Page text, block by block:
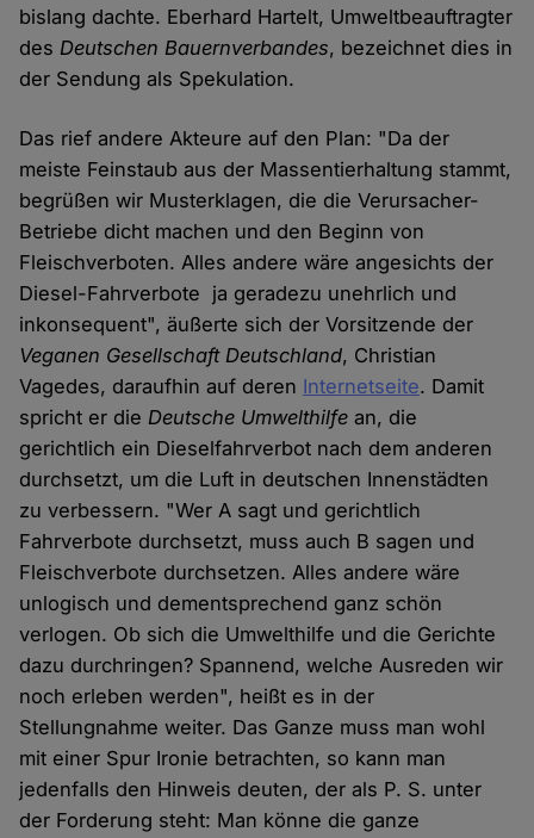
bislang dachte. Eberhard Hartelt, Umweltbeauftragter
desDeutschen Bauernverbandes, bezeichnet dies in
der Sendung als Spekulation.
Das rief andere Akteure auf den Plan: "Da der
meiste Feinstaub aus der Massentierhaltung stammt,
begrüßen wir Musterklagen, die die Verursacher-
Betriebe dicht machen und den Beginn von
Fleischverboten. Alles andere wäre angesichts der
Diesel-Fahrverbote ja geradezu unehrlich und
inkonsequent", äußerte sich der Vorsitzende der
Veganen Gesellschaft Deutschland, Christian
Vagedes, daraufhin auf deren Internetseite. Damit
spricht er dieDeutsche Umwelthilfe an, die
gerichtlich ein Dieselfahrverbot nach dem anderen
durchsetzt, um die Luft in deutschen Innenstädten
zu verbessern. "Wer A sagt und gerichtlich
Fahrverbote durchsetzt, muss auch B sagen und
Fleischverbote durchsetzen. Alles andere wäre
unlogisch und dementsprechend ganz schön
verlogen. Ob sich die Umwelthilfe und die Gerichte
dazu durchringen? Spannend, welche Ausreden wir
noch erleben werden", heißt es in der
Stellungnahme weiter. Das Ganze muss man wohl
mit einer Spur Ironie betrachten, so kann man
jedenfalls den Hinweis deuten, der als P. S. unter
der Forderung steht: Man könne die ganze